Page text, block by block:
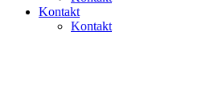
Kontakt
Kontakt